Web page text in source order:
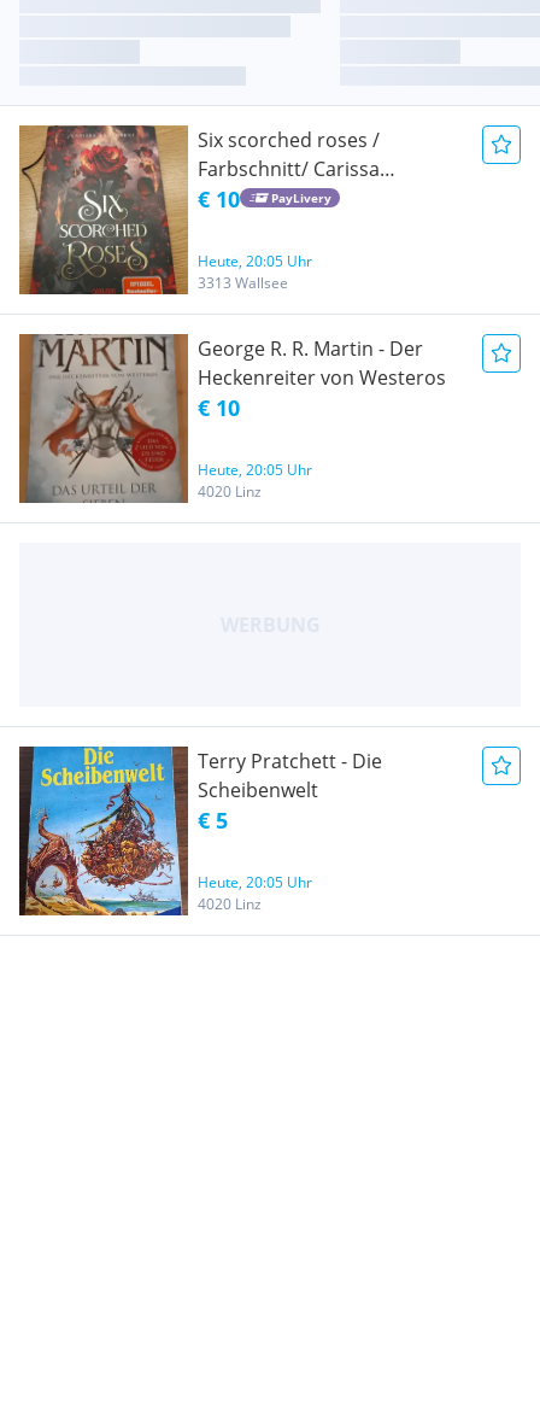
Six scorched roses /
Farbschnitt/ Carissa
Broadbent
€ 10 PayLivery
Heute, 20:05 Uhr
3313 Wallsee
George R. R. Martin - Der
Heckenreiter von Westeros
€ 10
Heute, 20:05 Uhr
4020 Linz
Terry Pratchett - Die
Scheibenwelt
€ 5
Heute, 20:05 Uhr
4020 Linz